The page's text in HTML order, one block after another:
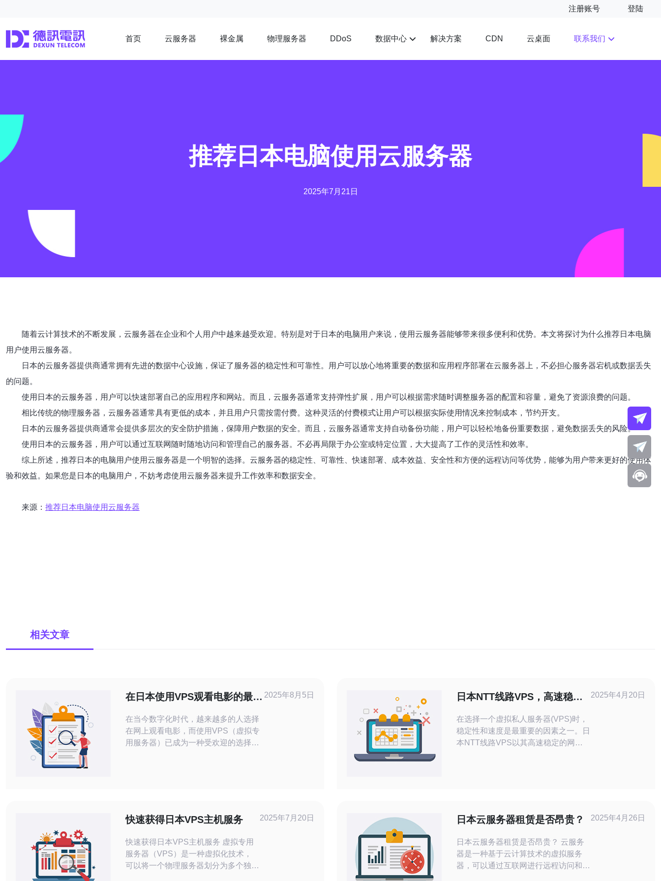
注册账号 登陆
首页 云服务器 裸金属 物理服务器 DDoS 数据中心 解决方案 CDN 云桌面 联系我们
推荐日本电脑使用云服务器
2025年7月21日
随着云计算技术的不断发展，云服务器在企业和个人用户中越来越受欢迎。特别是对于日本的电脑用户来说，使用云服务器能够带来很多便利和优势。本文将探讨为什么推荐日本电脑
用户使用云服务器。
日本的云服务器提供商通常拥有先进的数据中心设施，保证了服务器的稳定性和可靠性。用户可以放心地将重要的数据和应用程序部署在云服务器上，不必担心服务器宕机或数据丢失
的问题。
使用日本的云服务器，用户可以快速部署自己的应用程序和网站。而且，云服务器通常支持弹性扩展，用户可以根据需求随时调整服务器的配置和容量，避免了资源浪费的问题。
相比传统的物理服务器，云服务器通常具有更低的成本，并且用户只需按需付费。这种灵活的付费模式让用户可以根据实际使用情况来控制成本，节约开支。
日本的云服务器提供商通常会提供多层次的安全防护措施，保障用户数据的安全。而且，云服务器通常支持自动备份功能，用户可以轻松地备份重要数据，避免数据丢失的风险。
使用日本的云服务器，用户可以通过互联网随时随地访问和管理自己的服务器。不必再局限于办公室或特定位置，大大提高了工作的灵活性和效率。
综上所述，推荐日本的电脑用户使用云服务器是一个明智的选择。云服务器的稳定性、可靠性、快速部署、成本效益、安全性和方便的远程访问等优势，能够为用户带来更好的使用体
验和效益。如果您是日本的电脑用户，不妨考虑使用云服务器来提升工作效率和数据安全。
来源： 推荐日本电脑使用云服务器
相关文章
在日本使用VPS观看电影的最佳
在当今数字化时代，越来越多的人选择
在网上观看电影，而使用VPS（虚拟专
用服务器）已成为一种受欢迎的选择。
快的速度，避免了因共享服务器而导致
的缓冲问题。其次，用户可以根
2025年8月5日
日本NTT线路VPS，高速稳
在选择一个虚拟私人服务器(VPS)时，
稳定性和速度是最重要的因素之一。日
本NTT线路VPS以其高速稳定的网络
的电信运营商之一，其网络基础设施覆
盖全球，并提供非常快速和
2025年4月20日
快速获得日本VPS主机服务
快速获得日本VPS主机服务 虚拟专用
服务器（VPS）是一种虚拟化技术，
可以将一个物理服务器划分为多个独立
2025年7月20日 日本云服务器租赁是否昂贵？
日本云服务器租赁是否昂贵？ 云服务
器是一种基于云计算技术的虚拟服务
器，可以通过互联网进行远程访问和管
2025年4月26日